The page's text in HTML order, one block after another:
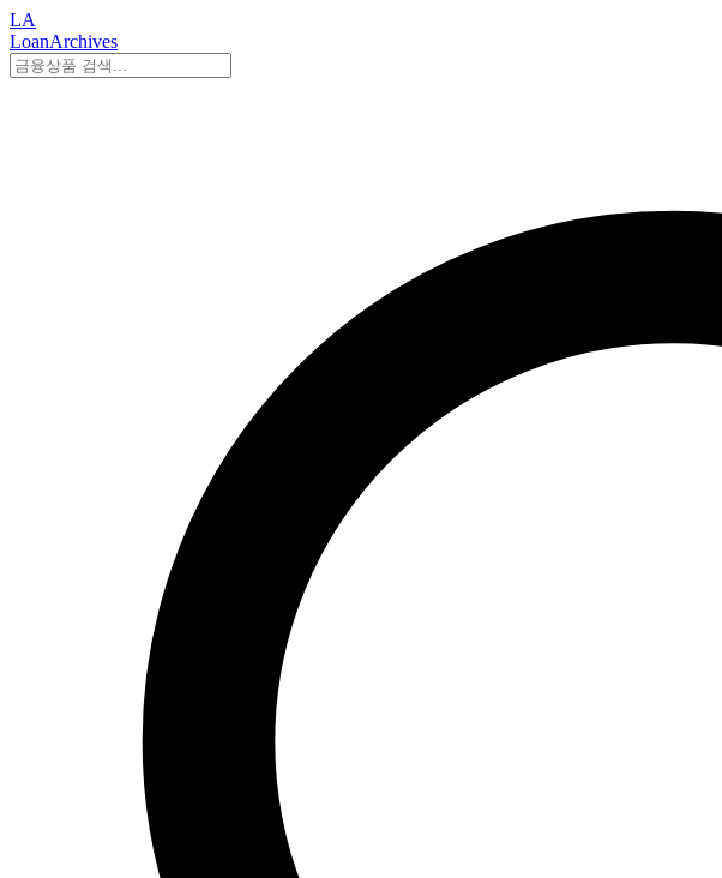
LA
LoanArchives